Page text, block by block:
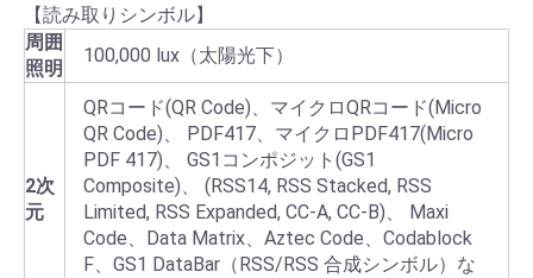
【読み取りシンボル】
周囲
照明
100,000 lux（太陽光下）
2次
元
QRコード(QR Code)、マイクロQRコード(Micro
QR Code)、 PDF417、マイクロPDF417(Micro
PDF 417)、 GS1コンポジット(GS1
Composite)、 (RSS14, RSS Stacked, RSS
Limited, RSS Expanded, CC-A, CC-B)、 Maxi
Code、Data Matrix、Aztec Code、Codablock
F、GS1 DataBar（RSS/RSS 合成シンボル）な